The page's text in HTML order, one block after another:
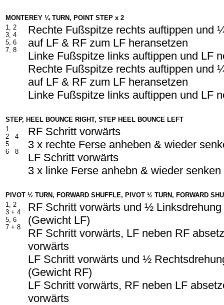
MONTEREY ¼ TURN, POINT STEP x 2
1, 2
3, 4
5, 6
7, 8
Rechte Fußspitze rechts auftippen und
auf LF & RF zum LF heransetzen
Linke Fußspitze links auftippen und LF
Rechte Fußspitze rechts auftippen und
auf LF & RF zum LF heransetzen
Linke Fußspitze links auftippen und LF
STEP, HEEL BOUNCE RIGHT, STEP HEEL BOUNCE LEFT
1
2 - 4
5
6 - 8
RF Schritt vorwärts
3 x rechte Ferse anheben & wieder
LF Schritt vorwärts
3 x linke Ferse anhebn & wieder senken
PIVOT ½ TURN, FORWARD SHUFFLE, PIVOT ½ TURN, FORWARD
1, 2
3 + 4
5, 6
7 + 8
RF Schritt vorwärts und ½
(Gewicht LF)
RF Schritt vorwärts, LF neben RF
vorwärts
LF Schritt vorwärts und ½
(Gewicht RF)
LF Schritt vorwärts, RF neben LF
vorwärts